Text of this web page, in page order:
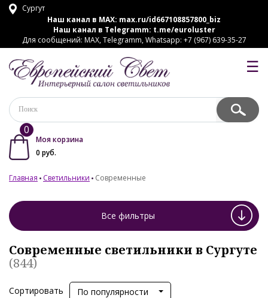
Сургут
Наш канал в MAX: max.ru/id667108857800_biz
Наш канал в Telegramm: t.me/euroluster
Для сообщений: MAX, Telegramm, Whatsapp: +7 (967) 639-35-27
☰
0
Моя корзина
0 руб.
Главная Светильники Современные
Все фильтры
Современные светильники в Сургуте
(844)
Сортировать По популярности